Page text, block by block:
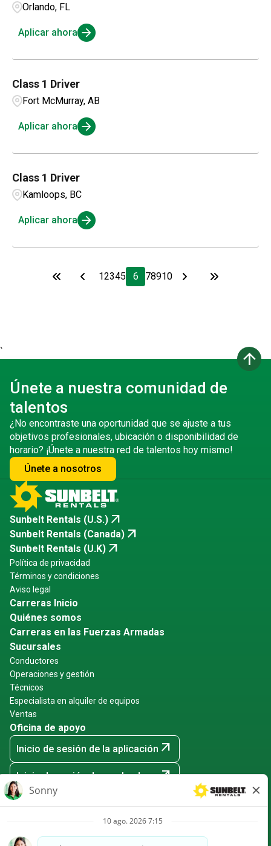
Orlando, FL
Aplicar ahora
Class 1 Driver
Fort McMurray, AB
Aplicar ahora
Class 1 Driver
Kamloops, BC
Aplicar ahora
12345 6 78910
` arrow_upward
Únete a nuestra comunidad de
talentos
¿No encontraste una oportunidad que se ajuste a tus
objetivos profesionales, ubicación o disponibilidad de
horario? ¡Únete a nuestra red de talentos hoy mismo!
Únete a nosotros
Sunbelt Rentals (U.S.) arrow_outward
Sunbelt Rentals (Canada) arrow_outward
Sunbelt Rentals (U.K) arrow_outward
Política de privacidad
Términos y condiciones
Aviso legal
Carreras Inicio
Quiénes somos
Carreras en las Fuerzas Armadas
Sucursales
Conductores
Operaciones y gestión
Técnicos
Especialista en alquiler de equipos
Ventas
Oficina de apoyo
Inicio de sesión de la aplicación arrow_outward
Inicio de sesión de empleados arrow_outward
Eventos de contratación arrow_outward
Sunbelt Rentals es un empleador que ofrece igualdad de